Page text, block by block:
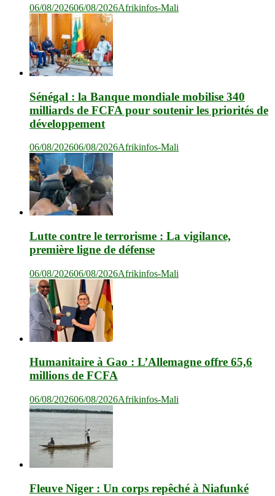
06/08/202606/08/2026Afrikinfos-Mali
Sénégal : la Banque mondiale mobilise 340
milliards de FCFA pour soutenir les priorités de
développement
06/08/202606/08/2026Afrikinfos-Mali
Lutte contre le terrorisme : La vigilance,
première ligne de défense
06/08/202606/08/2026Afrikinfos-Mali
Humanitaire à Gao : L’Allemagne offre 65,6
millions de FCFA
06/08/202606/08/2026Afrikinfos-Mali
Fleuve Niger : Un corps repêché à Niafunké